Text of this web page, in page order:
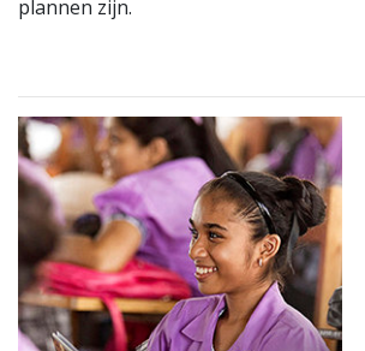
plannen zijn.